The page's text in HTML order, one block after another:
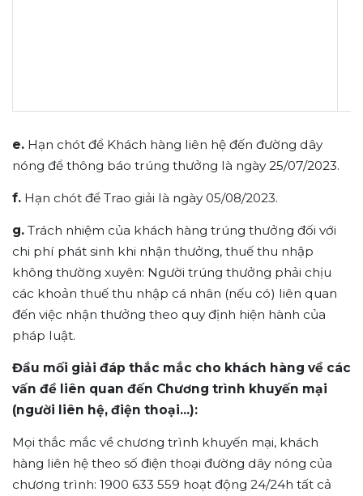
e. Hạn chót để Khách hàng liên hệ đến đường dây
nóng để thông báo trúng thưởng là ngày25/07/2023.
f. Hạn chót để Trao giải là ngày 05/08/2023.
g. Trách nhiệm của khách hàng trúng thưởng đối với
chi phí phát sinh khi nhận thưởng, thuế thu nhập
không thường xuyên: Người trúng thưởng phải chịu
các khoản thuế thu nhập cá nhân (nếu có) liên quan
đến việc nhận thưởng theo quy định hiện hành của
pháp luật.
Đầu mối giải đáp thắc mắc cho khách hàng về các
vấn đề liên quan đến Chương trình khuyến mại
(người liên hệ, điện thoại...):
Mọi thắc mắc về chương trình khuyến mại, khách
hàng liên hệ theo số điện thoại đường dây nóng của
chương trình: 1900 633 559 hoạt động 24/24h tất cả